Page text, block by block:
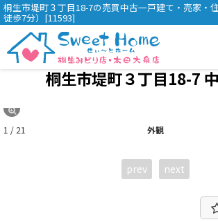
桐生市堤町３丁目18-7の売買中古一戸建て・売家・
徒歩7分）[11593]
桐生市堤町３丁目18-7
外観
1 / 21
prev next